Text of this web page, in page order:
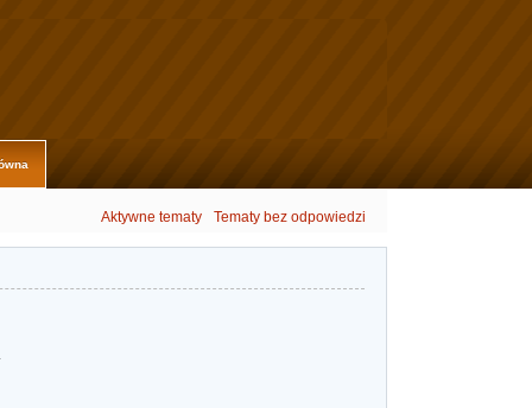
Aktywne tematy Tematy bez odpowiedzi